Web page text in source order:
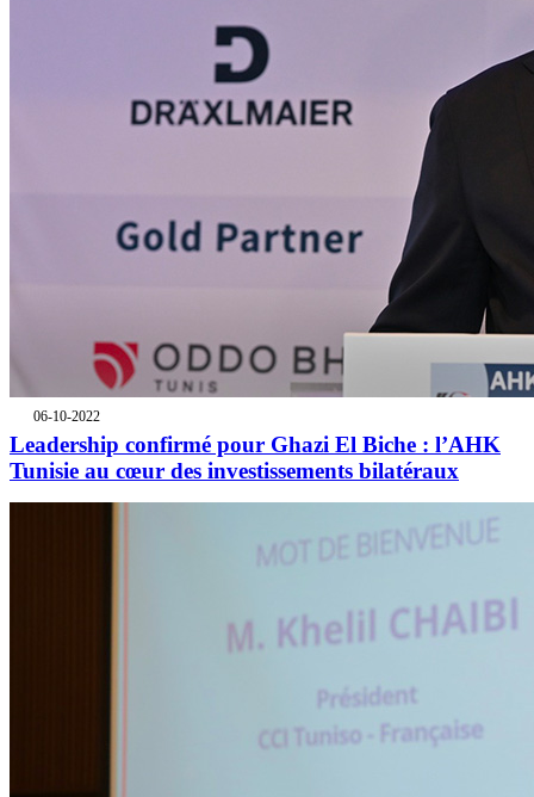
06-10-2022
Leadership confirmé pour Ghazi El Biche : l’AHK
Tunisie au cœur des investissements bilatéraux